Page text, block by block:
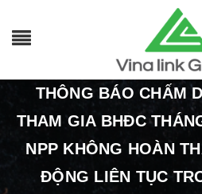
THÔNG BÁO CHẤM
THAM GIA BHĐC
NPP KHÔNG HOÀN
ĐỘNG LIÊN TỤC